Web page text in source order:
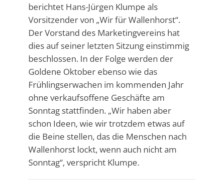
berichtet Hans-Jürgen Klumpe als
Vorsitzender von „Wir für Wallenhorst“.
Der Vorstand des Marketingvereins hat
dies auf seiner letzten Sitzung einstimmig
beschlossen. In der Folge werden der
Goldene Oktober ebenso wie das
Frühlingserwachen im kommenden Jahr
ohne verkaufsoffene Geschäfte am
Sonntag stattfinden. „Wir haben aber
schon Ideen, wie wir trotzdem etwas auf
die Beine stellen, das die Menschen nach
Wallenhorst lockt, wenn auch nicht am
Sonntag“, verspricht Klumpe.